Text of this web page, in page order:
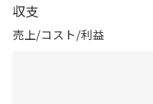
収支
売上/コスト/利益